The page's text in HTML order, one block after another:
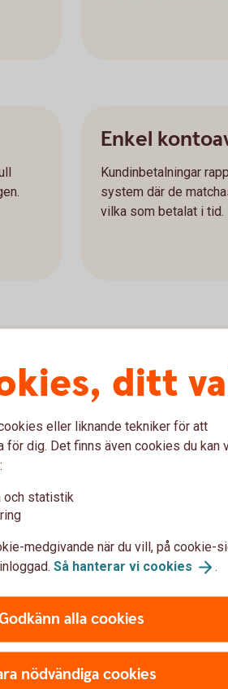
Enkel
Kundinbetalningar
system där de
vilka som betalat i tid.
snabbtoch
ditt
eller liknande tekniker för att
för dig. Det finns även cookies du kan
och statistik
medgivande när du vill, på cookie-
Så hanterar vi cookies .
alla cookies
nödvändiga cookies